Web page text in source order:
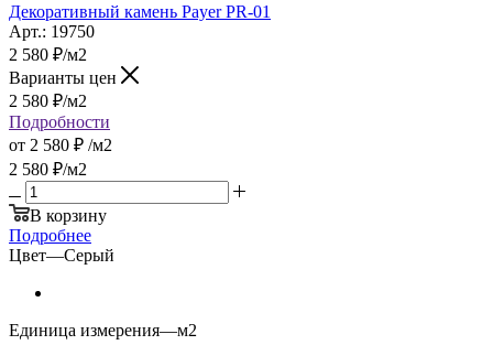
Декоративный камень Payer PR-01
Арт.: 19750
2 580 ₽/м2
Варианты цен
2 580 ₽/м2
Подробности
от 2 580 ₽ /м2
2 580 ₽/м2
В корзину
Подробнее
Цвет—Серый
Единица измерения—м2